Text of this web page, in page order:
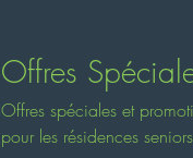
Offres
Offres spéciales et
pour les résidences